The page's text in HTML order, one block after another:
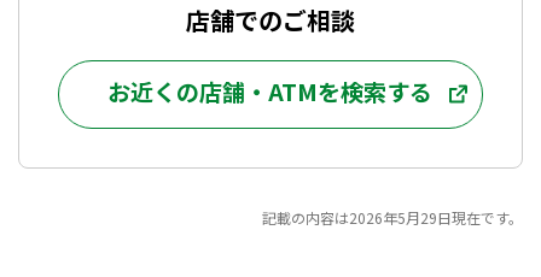
店舗でのご相談
お近くの店舗・ATMを検索する
記載の内容は2026年5月29日現在です。